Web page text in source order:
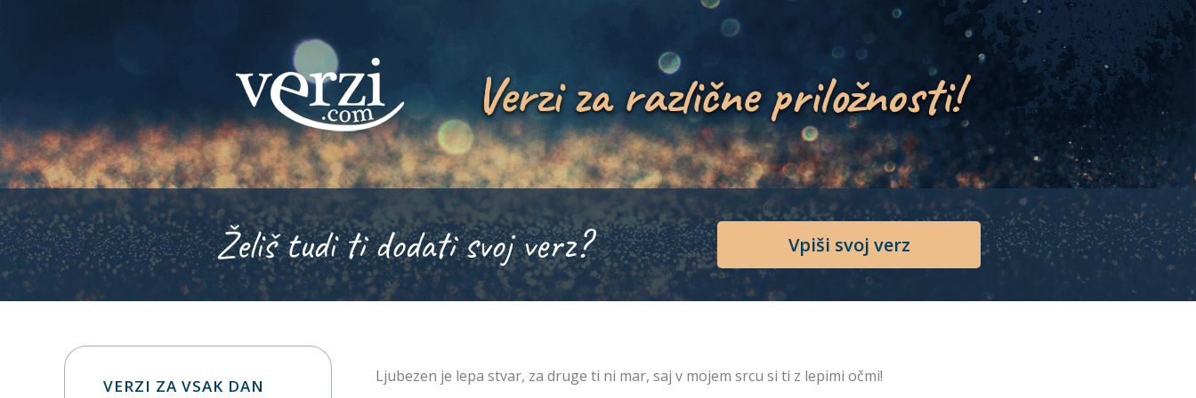
Verzi za različne priložnosti!
Želiš tudi ti dodati svoj verz? Vpiši svoj verz
Ljubezen je lepa stvar, za druge ti ni mar, saj v mojem srcu si ti z lepimi očmi!
VERZI ZA VSAK DAN